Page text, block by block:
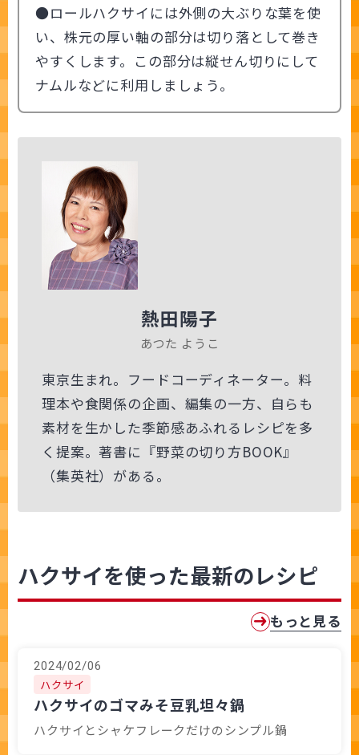
●ロールハクサイには外側の大ぶりな葉を使
い、株元の厚い軸の部分は切り落として巻き
やすくします。この部分は縦せん切りにして
ナムルなどに利用しましょう。
熱田陽子
あつた ようこ
東京生まれ。フードコーディネーター。料
理本や食関係の企画、編集の一方、自らも
素材を生かした季節感あふれるレシピを多
く提案。著書に『野菜の切り方BOOK』
（集英社）がある。
ハクサイを使った最新のレシピ
もっと見る
2024/02/06
ハクサイ
ハクサイのゴマみそ豆乳坦々鍋
ハクサイとシャケフレークだけのシンプル鍋